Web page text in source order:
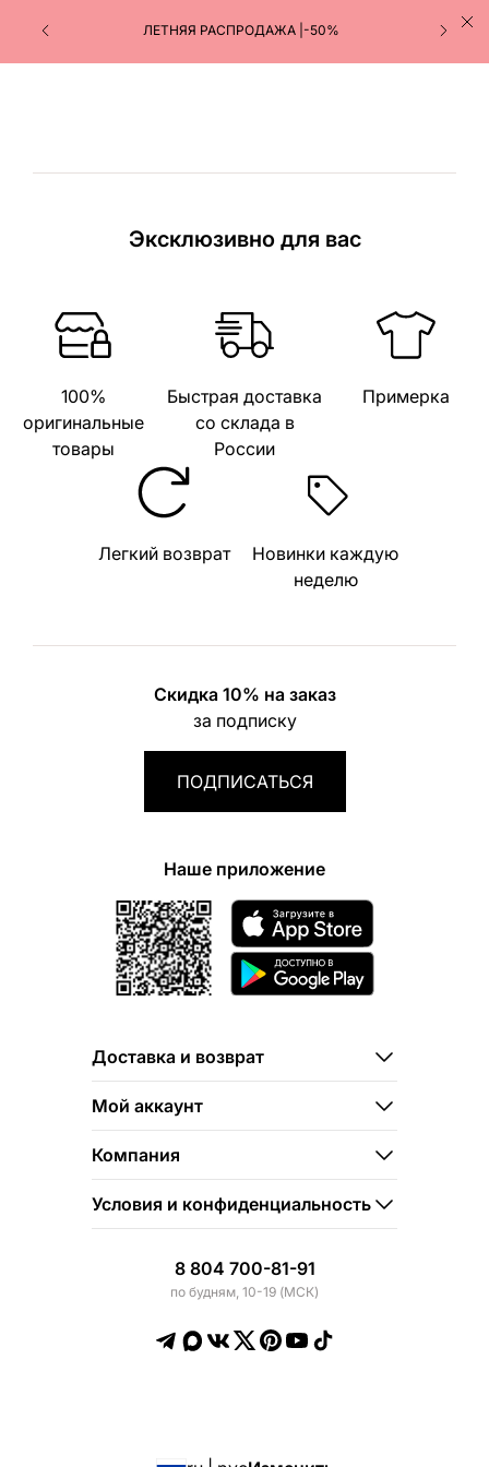
ЛЕТНЯЯ РАСПРОДАЖА |-50%
Эксклюзивно для вас
100%
оригинальные
товары
Быстрая доставка
со склада в
России
Примерка
Легкий возврат
Новинки каждую
неделю
Скидка 10% на заказ
за подписку
ПОДПИСАТЬСЯ
Наше приложение
Доставка и возврат
Мой аккаунт
Компания
Условия и конфиденциальность
8 804 700-81-91
по будням, 10-19 (МСК)